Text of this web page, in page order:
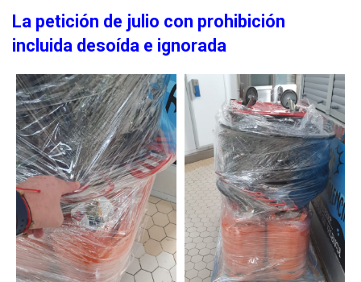
La petición de julio con prohibición
incluida desoída e ignorada